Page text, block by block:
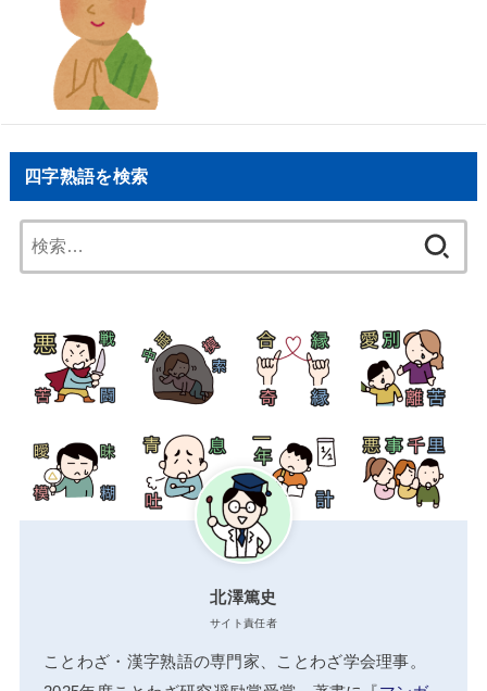
四字熟語を検索
索:
北澤篤史
サイト責任者
ことわざ・漢字熟語の専門家、ことわざ学会理事。